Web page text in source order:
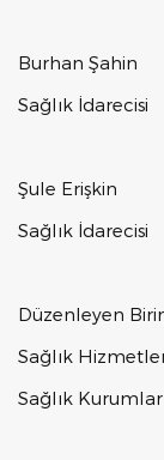
Burhan Şahin
Sağlık İdarecisi
Şule Erişkin
Sağlık İdarecisi
Düzenleyen
Sağlık
Sağlık